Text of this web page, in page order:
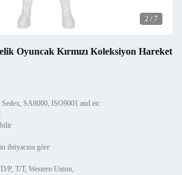
2 / 7
Oyuncak Kırmızı Koleksiyon Hareket
SA8000, ISO9001 and etc
ihtiyacına göre
P, T/T, Western Union,